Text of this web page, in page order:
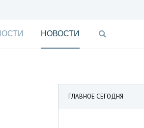
НОВОСТИ
ГЛАВНОЕ СЕГОДНЯ